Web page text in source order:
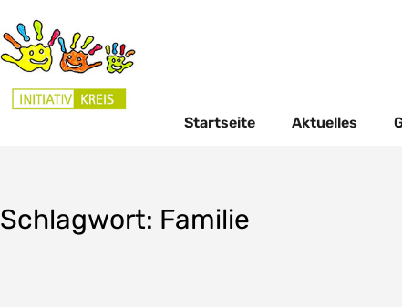
Startseite Aktuelles
Schlagwort: Familie